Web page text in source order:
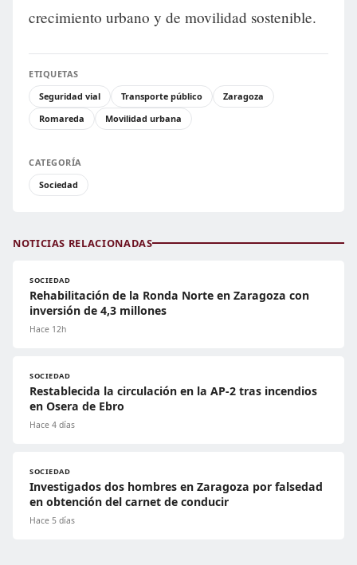
crecimiento urbano y de movilidad sostenible.
ETIQUETAS
Seguridad vial
Transporte público
Zaragoza
Romareda
Movilidad urbana
CATEGORÍA
Sociedad
NOTICIAS RELACIONADAS
SOCIEDAD
Rehabilitación de la Ronda Norte en Zaragoza con
inversión de 4,3 millones
Hace 12h
SOCIEDAD
Restablecida la circulación en la AP-2 tras incendios
en Osera de Ebro
Hace 4 días
SOCIEDAD
Investigados dos hombres en Zaragoza por falsedad
en obtención del carnet de conducir
Hace 5 días